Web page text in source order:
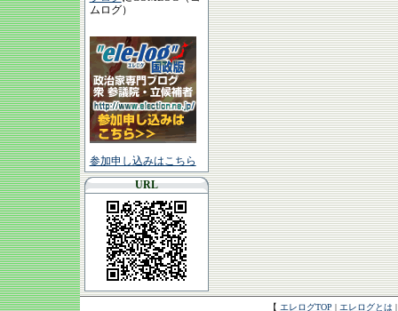
ムログ）
参加申し込みはこちら
URL
【 エレログTOP | エレログとは